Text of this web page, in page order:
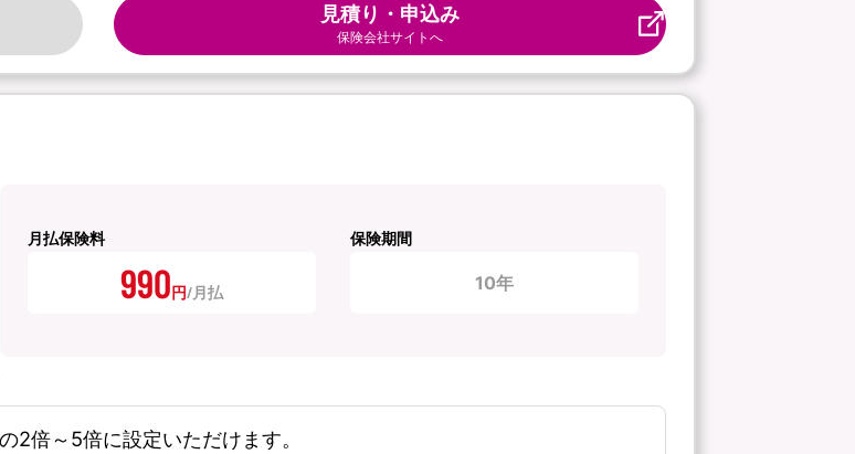
見積り・申込み
保険会社サイトへ
月払保険料
990円
保険期間
10年
2倍～5倍に設定いただけます。